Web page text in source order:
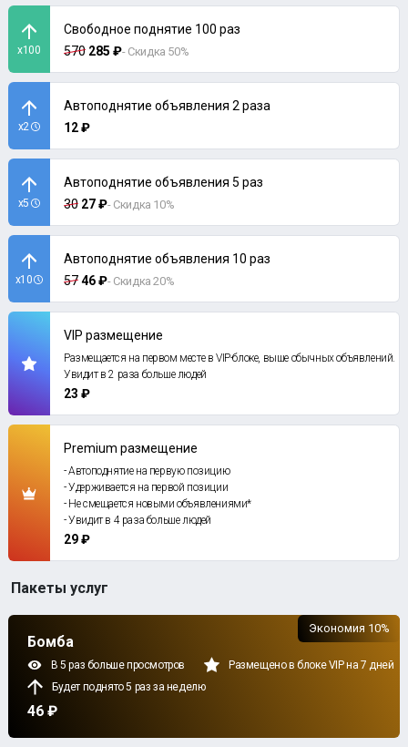
x100
Свободное поднятие 100 раз
570 285 ₽- Скидка 50%
x2
Автоподнятие объявления 2 раза
12 ₽
x5
Автоподнятие объявления 5 раз
30 27 ₽- Скидка 10%
x10
Автоподнятие объявления 10 раз
5746 ₽- Скидка 20%
VIP размещение
Размещается на первом месте в VIP-блоке, выше обычных объявлений.
Увидит в 2 раза больше людей
23 ₽
Premium размещение
- Автоподнятие на первую позицию
- Удерживается на первой позиции
- Не смещается новыми объявлениями*
- Увидит в 4 раза больше людей
29 ₽
Пакеты услуг
Бомба
В 5 раз больше просмотров
Размещено в блоке VIP на 7 дней
Будет поднято 5 раз за неделю
46 ₽
Экономия 10%